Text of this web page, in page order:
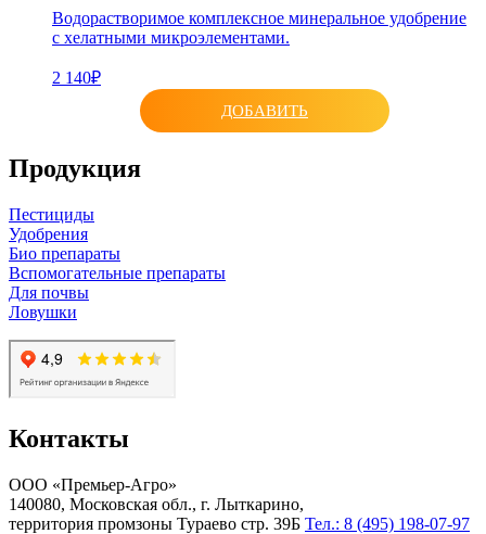
Водорастворимое комплексное минеральное удобрение
с хелатными микроэлементами.
2 140₽
ДОБАВИТЬ
Продукция
Пестициды
Удобрения
Био препараты
Вспомогательные препараты
Для почвы
Ловушки
Контакты
ООО «Премьер-Агро»
140080, Московская обл., г. Лыткарино,
территория промзоны Тураево стр. 39Б Тел.: 8 (495) 198-07-97